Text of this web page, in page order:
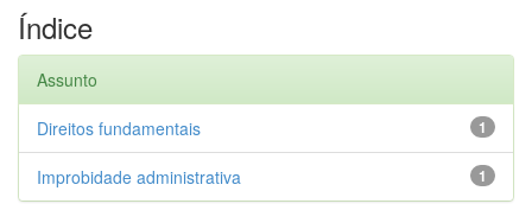
Índice
Assunto
1
Direitos fundamentais
1
Improbidade administrativa